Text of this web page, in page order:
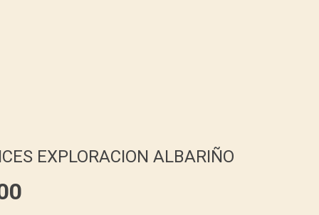
EXPLORACION ALBARIÑO